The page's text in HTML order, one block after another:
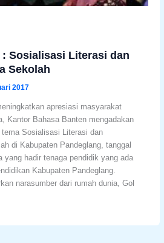
Sosialisasi Literasi dan
Sekolah
2017
apresiasi masyarakat
Kantor Bahasa Banten mengadakan
Sosialisasi Literasi dan
di Kabupaten Pandeglang, tanggal
yang hadir tenaga pendidik yang ada
Kabupaten Pandeglang.
narasumber dari rumah dunia, Gol